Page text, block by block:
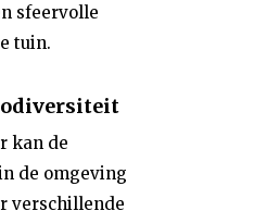
sfeervolle
tuin.
kan de
de omgeving
verschillende